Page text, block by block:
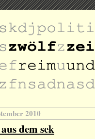
2010
dem sek